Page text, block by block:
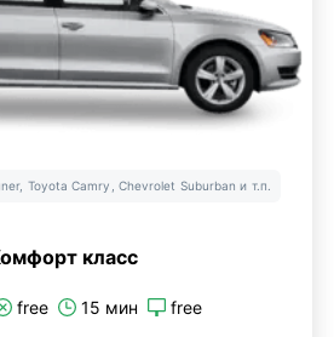
Toyota Camry, Chevrolet Suburban и т.п.
класс
free 15 мин free